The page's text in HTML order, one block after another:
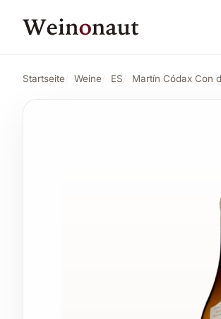
Startseite Weine ES Martín Códax Con